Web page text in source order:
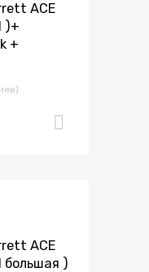
ACE
)+
+
ACE
большая )